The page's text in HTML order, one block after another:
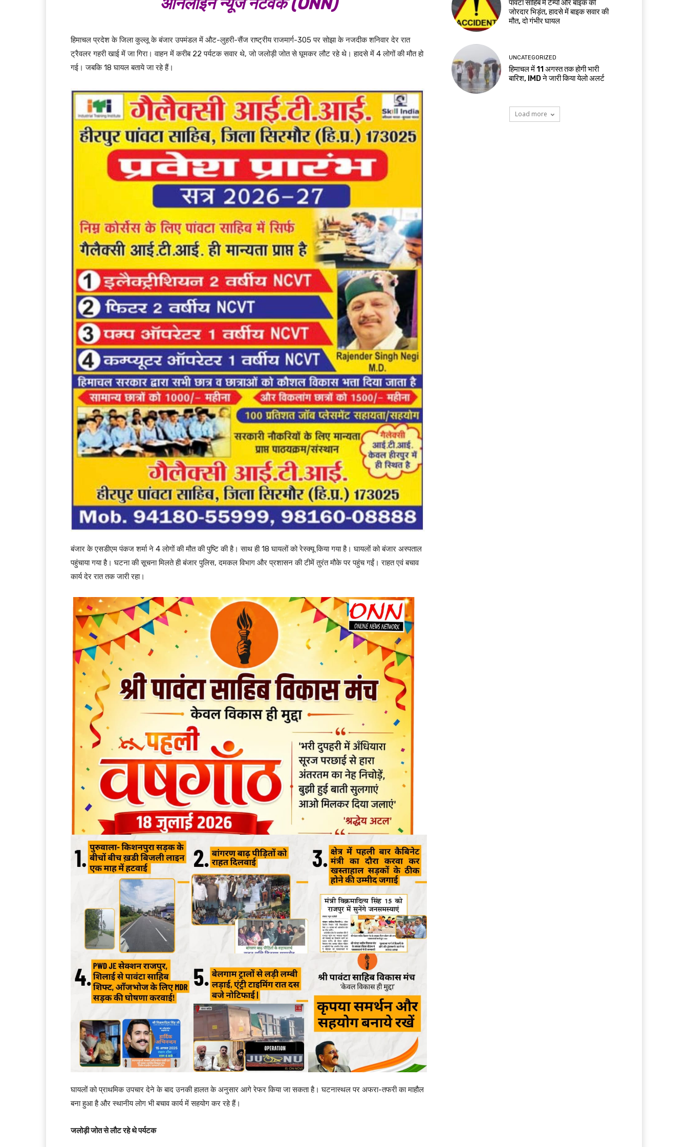
हिमाचल प्रदेश के जिला कुल्लू के बंजार उपमंडल में औट-लुहरी-सैंज राष्ट्रीय राजमार्ग-305 पर सोझा के नजदीक शनिवार देर रात
ट्रैवलर गहरी खाई में जा गिरा। वाहन में करीब 22 पर्यटक सवार थे, जो जलोड़ी जोत से घूमकर लौट रहे थे। हादसे में 4 लोगों की मौत हो
गई। जबकि 18 घायल बताये जा रहे हैं।
बंजार के एसडीएम पंकज शर्मा ने 4 लोगों की मौत की पुष्टि की है। साथ ही 18 घायलों को रेस्क्यू किया गया है। घायलों को बंजार अस्पताल
पहुंचाया गया है। घटना की सूचना मिलते ही बंजार पुलिस, दमकल विभाग और प्रशासन की टीमें तुरंत मौके पर पहुंच गईं। राहत एवं बचाव
कार्य देर रात तक जारी रहा।
घायलों को प्राथमिक उपचार देने के बाद उनकी हालत के अनुसार आगे रेफर किया जा सकता है। घटनास्थल पर अफरा-तफरी का माहौल
बना हुआ है और स्थानीय लोग भी बचाव कार्य में सहयोग कर रहे हैं।
जलोड़ी जोत से लौट रहे थे पर्यटक
पांवटा साहिब में टैम्पो और बाइक की
जोरदार भिड़ंत, हादसे में बाइक सवार की
मौत, दो गंभीर घायल
UNCATEGORIZED
हिमाचल में 11 अगस्त तक होगी भारी
बारिश, IMD ने जारी किया येलो अलर्ट
Load more